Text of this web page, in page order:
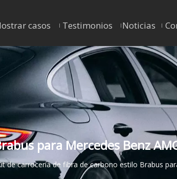
casos Testimonios Noticias
para Mercedes Benz
de carrocería de fibra de carbono estilo Brabus